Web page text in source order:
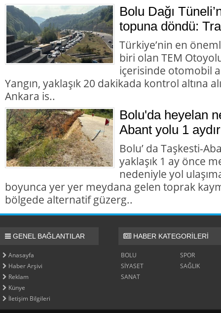
Bolu Dağı
topuna döndü:
Türkiye’nin en
biri olan TEM
içerisinde otomobil
Yangın, yaklaşık 20 dakikada kontrol altına
Ankara is..
Bolu'da heyelan
Abant yolu 1
Bolu’ da Taşkesti-
yaklaşık 1 ay önce
nedeniyle yol
boyunca yer yer meydana gelen toprak
bölgede alternatif güzerg..
GENEL BAĞLANTILAR
Anasayfa
Haber Arşivi
Reklam
Künye
İletişim Bilgileri
HABER KATEGORİLERİ
BOLU
SPOR
SİYASET
SAĞLIK
SANAT